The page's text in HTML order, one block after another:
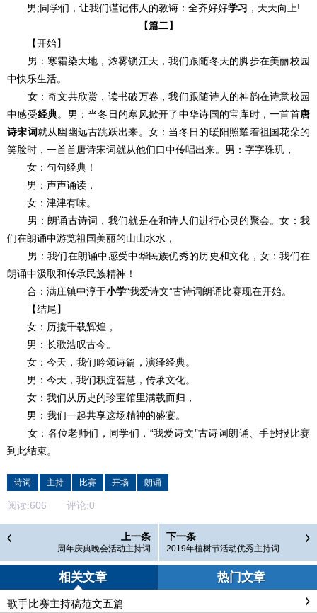
男;同学们，让我们谨记伟人的教诲：全齐好好学习 ，天天向上!
【篇二】
【开始】
男：寒霜染大地，浓雾锁江天，我们跟随冬天的脚步在美丽校园
中快乐生活。
女：奇文共欣赏，读书破万卷，我们跟随诗人的神韵在诗意校园
中感受经典。男：当冬日的寒风掀开了中华诗国的宝库时，一首首唐
诗宋词就从幽幽远古跳跃出来。女：当冬日的暖阳照耀着祖国花朵的
笑脸时，一首首唐诗宋词就从他们口中传唱出来。男：字字珠玑，
女：句句经典！
男：声声诵读，
女：津津有味。
男：朗诵古诗词，我们就是在和诗人们进行心灵的聚会。女：我
们在朗诵中游览祖国美丽的山山水水，
男：我们在朗诵中感受中华民族优秀的历史和文化，女：我们在
朗诵中汲取和传承民族精神！
合：满庄镇中淳于小学“我爱诗文”古诗词朗诵比赛现在开始。
【结尾】
女：历揽千载辉煌，
男：长歌浩叹古今。
女：今天，我们吟颂诗篇，演绎经典。
男：今天，我们积淀智慧，传承文化。
女：我们从历史的珍宝馆里满载而归，
男：我们一起共享这场精神的盛宴。
女：各位老师们，同学们，“我爱诗文”古诗词朗诵、手抄报比赛
到此结束。
诗词 主持 比赛 开场 朗诵
阅读:606 评论:0
上一条
周年庆典晚会活动主持词
下一条
2019年植树节活动优秀主持词
相关文章 热门文章
歌手比赛主持稿范文五篇